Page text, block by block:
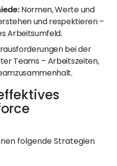
Normen, Werte und
und respektieren –
Arbeitsumfeld.
bei der
Teams – Arbeitszeiten,
folgende Strategien